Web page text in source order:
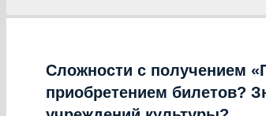
Сложности с получением
приобретением билетов?